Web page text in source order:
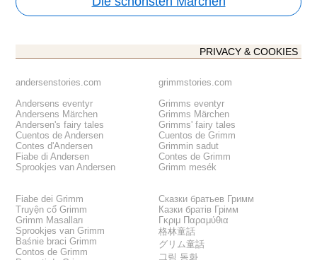
PRIVACY & COOKIES
andersenstories.com
Andersens eventyr
Andersens Märchen
Andersen's fairy tales
Cuentos de Andersen
Contes d'Andersen
Fiabe di Andersen
Sprookjes van Andersen
grimmstories.com
Grimms eventyr
Grimms Märchen
Grimms' fairy tales
Cuentos de Grimm
Grimmin sadut
Contes de Grimm
Grimm mesék
Fiabe dei Grimm
Truyện cổ Grimm
Grimm Masalları
Sprookjes van Grimm
Baśnie braci Grimm
Contos de Grimm
Сказки братьев Гримм
Казки братів Грімм
Γκριμ Παραμύθια
格林童話
グリム童話
그림 동화